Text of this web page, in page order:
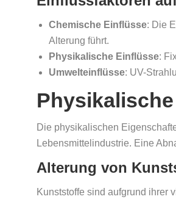
Chemische Einflüsse: Die
Alterung führt.
Physikalische Einflüsse:
Umwelteinflüsse: UV-
Die physikalischen
Lebensmittelindustrie. Eine
Alterung von
Kunststoffe sind aufgrund ihrer